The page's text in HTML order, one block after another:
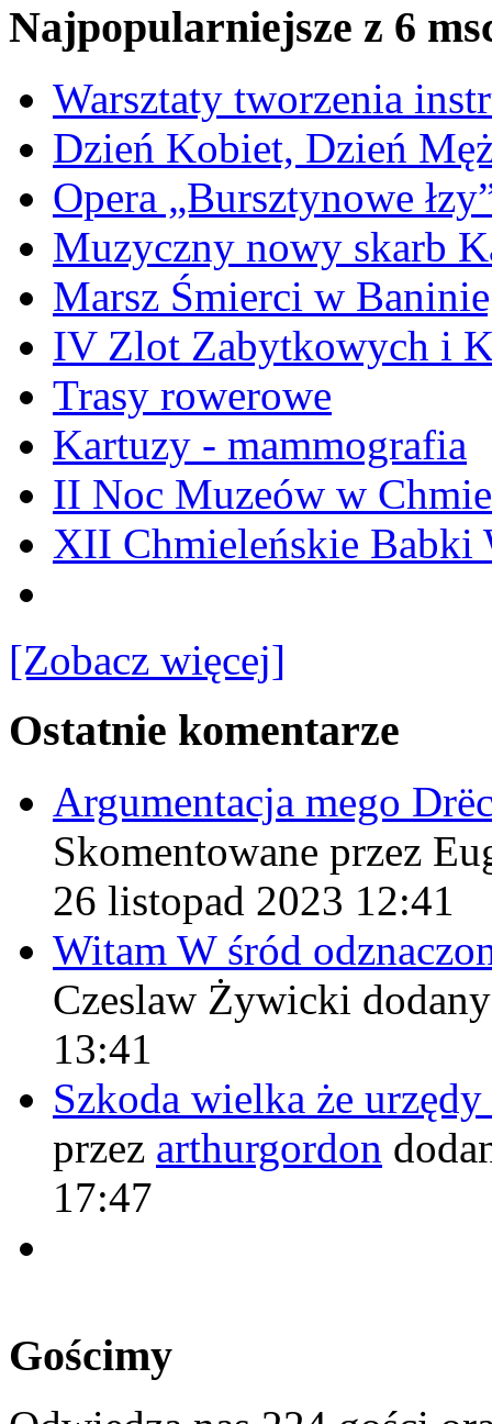
Najpopularniejsze z 6
Warsztaty tworzenia
Dzień Kobiet, Dzień
Opera „Bursztynowe
Muzyczny nowy skarb
Marsz Śmierci w
IV Zlot Zabytkowych i
Trasy rowerowe
Kartuzy - mammografia
II Noc Muzeów w
XII Chmieleńskie Babki
[Zobacz więcej]
Ostatnie komentarze
Argumentacja mego
Skomentowane przez
26 listopad 2023 12:41
Witam W śród
Czeslaw Żywicki
13:41
Szkoda wielka że
przez arthurgordon
17:47
Gościmy